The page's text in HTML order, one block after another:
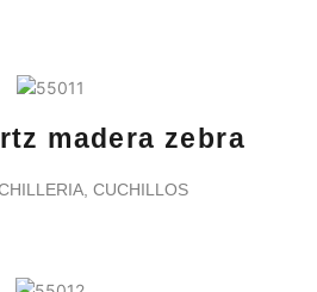
madera zebra
CUCHILLOS